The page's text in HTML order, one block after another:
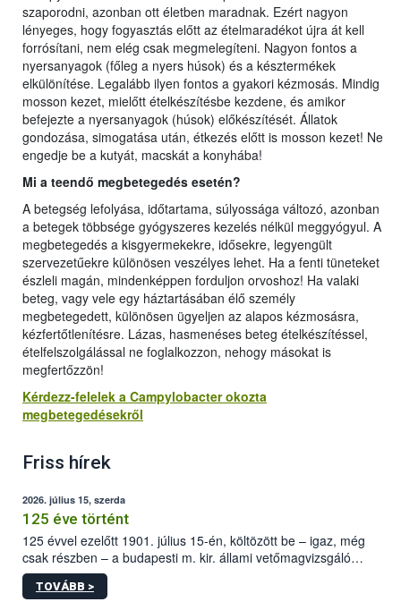
szaporodni, azonban ott életben maradnak. Ezért nagyon
lényeges, hogy fogyasztás előtt az ételmaradékot újra át kell
forrósítani, nem elég csak megmelegíteni. Nagyon fontos a
nyersanyagok (főleg a nyers húsok) és a késztermékek
elkülönítése. Legalább ilyen fontos a gyakori kézmosás. Mindig
mosson kezet, mielőtt ételkészítésbe kezdene, és amikor
befejezte a nyersanyagok (húsok) előkészítését. Állatok
gondozása, simogatása után, étkezés előtt is mosson kezet! Ne
engedje be a kutyát, macskát a konyhába!
Mi a teendő megbetegedés esetén?
A betegség lefolyása, időtartama, súlyossága változó, azonban
a betegek többsége gyógyszeres kezelés nélkül meggyógyul. A
megbetegedés a kisgyermekekre, idősekre, legyengült
szervezetűekre különösen veszélyes lehet. Ha a fenti tüneteket
észleli magán, mindenképpen forduljon orvoshoz! Ha valaki
beteg, vagy vele egy háztartásában élő személy
megbetegedett, különösen ügyeljen az alapos kézmosásra,
kézfertőtlenítésre. Lázas, hasmenéses beteg ételkészítéssel,
ételfelszolgálással ne foglalkozzon, nehogy másokat is
megfertőzzön!
Kérdezz-felelek a Campylobacter okozta
megbetegedésekről
Friss hírek
2026. július 15, szerda
125 éve történt
125 évvel ezelőtt 1901. július 15-én, költözött be – igaz, még
csak részben – a budapesti m. kir. állami vetőmagvizsgáló
állomás a Kis Rókus utca 15. szám alatti, Czigler Győző által
tervezett új épületébe.
TOVÁBB >